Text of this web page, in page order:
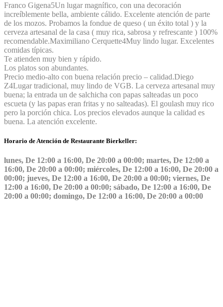
Franco Gigena5Un lugar magnífico, con una decoración
increíblemente bella, ambiente cálido. Excelente atención de parte
de los mozos. Probamos la fondue de queso ( un éxito total ) y la
cerveza artesanal de la casa ( muy rica, sabrosa y refrescante ) 100%
recomendable.Maximiliano Cerquette4Muy lindo lugar. Excelentes
comidas típicas.
Te atienden muy bien y rápido.
Los platos son abundantes.
Precio medio-alto con buena relación precio – calidad.Diego
Z4Lugar tradicional, muy lindo de VGB. La cerveza artesanal muy
buena; la entrada un de salchicha con papas salteadas un poco
escueta (y las papas eran fritas y no salteadas). El goulash muy rico
pero la porción chica. Los precios elevados aunque la calidad es
buena. La atención excelente.
Horario de Atención de Restaurante Bierkeller:
lunes, De 12:00 a 16:00, De 20:00 a 00:00; martes, De 12:00 a
16:00, De 20:00 a 00:00; miércoles, De 12:00 a 16:00, De 20:00 a
00:00; jueves, De 12:00 a 16:00, De 20:00 a 00:00; viernes, De
12:00 a 16:00, De 20:00 a 00:00; sábado, De 12:00 a 16:00, De
20:00 a 00:00; domingo, De 12:00 a 16:00, De 20:00 a 00:00